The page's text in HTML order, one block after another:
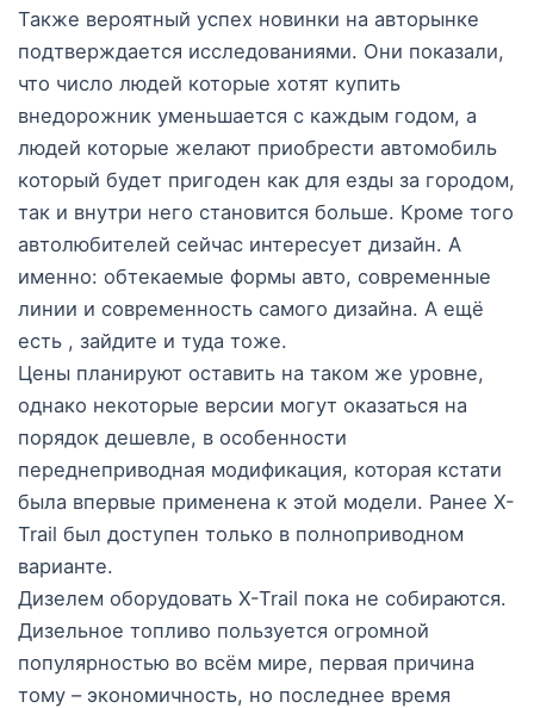
Также вероятный успех новинки на авторынке
подтверждается исследованиями. Они показали,
что число людей которые хотят купить
внедорожник уменьшается с каждым годом, а
людей которые желают приобрести автомобиль
который будет пригоден как для езды за городом,
так и внутри него становится больше. Кроме того
автолюбителей сейчас интересует дизайн. А
именно: обтекаемые формы авто, современные
линии и современность самого дизайна. А ещё
есть , зайдите и туда тоже.
Цены планируют оставить на таком же уровне,
однако некоторые версии могут оказаться на
порядок дешевле, в особенности
переднеприводная модификация, которая кстати
была впервые применена к этой модели. Ранее X-
Trail был доступен только в полноприводном
варианте.
Дизелем оборудовать X-Trail пока не собираются.
Дизельное топливо пользуется огромной
популярностью во всём мире, первая причина
тому – экономичность, но последнее время